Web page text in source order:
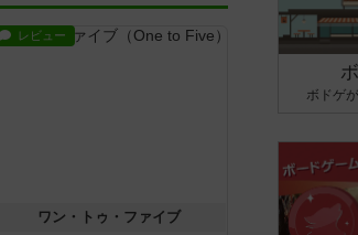
レビュー
ワン・トゥ・ファイブ
ボドゲ